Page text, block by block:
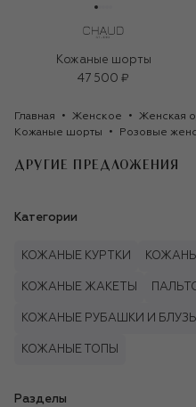
Кожаные шорты
47 500 ₽
Главная Женское Женская
Кожаные шорты
Розовые
ДРУГИЕ ПРЕДЛОЖЕНИЯ
Категории
КОЖАНЫЕ КУРТКИ
КОЖАНЫЕ ЖАКЕТЫ
КОЖАНЫЕ РУБАШКИ И БЛУЗЫ
КОЖАНЫЕ ТОПЫ
Разделы